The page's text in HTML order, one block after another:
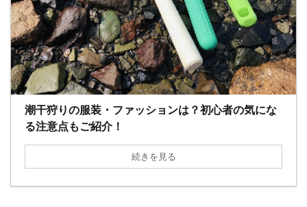
潮干狩りの服装・ファッションは？初心者の気にな
る注意点もご紹介！
続きを見る